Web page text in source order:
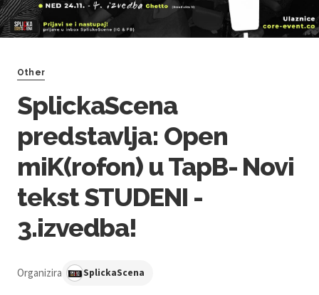
Other
SplickaScena
predstavlja: Open
miK(rofon) u TapB- Novi
tekst STUDENI -
3.izvedba!
Organizira SplickaScena